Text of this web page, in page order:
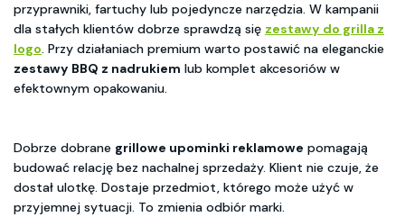
przyprawniki, fartuchy lub pojedyncze narzędzia. W kampanii
dla stałych klientów dobrze sprawdzą się zestawy do grilla z
logo. Przy działaniach premium warto postawić na eleganckie
zestawy BBQ z nadrukiem lub komplet akcesoriów w
efektownym opakowaniu.
Dobrze dobrane grillowe upominki reklamowe pomagają
budować relację bez nachalnej sprzedaży. Klient nie czuje, że
dostał ulotkę. Dostaje przedmiot, którego może użyć w
przyjemnej sytuacji. To zmienia odbiór marki.